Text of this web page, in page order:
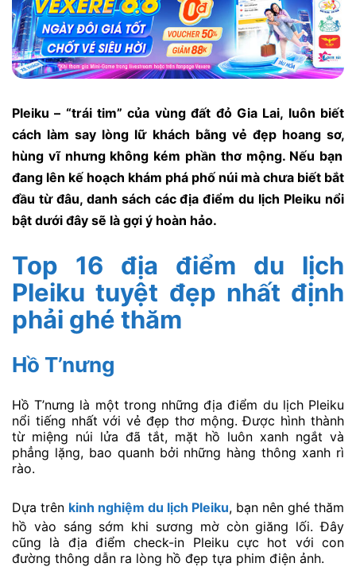
Pleiku – “trái tim” của vùng đất đỏ Gia Lai, luôn biết
cách làm say lòng lữ khách bằng vẻ đẹp hoang sơ,
hùng vĩ nhưng không kém phần thơ mộng.Nếu bạn
đang lên kế hoạch khám phá phố núi mà chưa biết bắt
đầu từ đâu,danh sách cácđịa điểm du lịch Pleiku nổi
bật dưới đây sẽ là gợi ý hoàn hảo.
Top 16 địa điểm du lịch
Pleiku tuyệt đẹp nhất định
phải ghé thăm
Hồ T’nưng
Hồ T’nưng là một trong những địa điểm du lịch Pleiku
nổi tiếng nhất với vẻ đẹp thơ mộng. Được hình thành
từ miệng núi lửa đã tắt, mặt hồ luôn xanh ngắt và
phẳng lặng, bao quanh bởi những hàng thông xanh rì
rào.
Dựa trên kinh nghiệm du lịch Pleiku, bạn nên ghé thăm
hồ vào sáng sớm khi sương mờ còn giăng lối. Đây
cũng là địa điểm check-in Pleiku cực hot với con
đường thông dẫn ra lòng hồ đẹp tựa phim điện ảnh.